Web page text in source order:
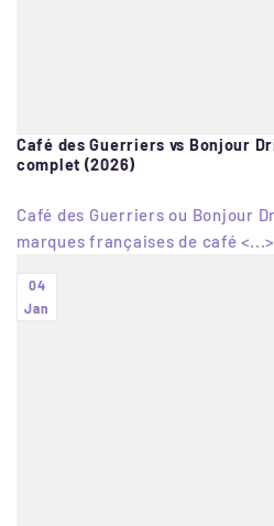
Café des Guerriers vs Bonjour
complet (2026)
Café des Guerriers ou Bonjour
marques françaises de café <...>
04
Jan